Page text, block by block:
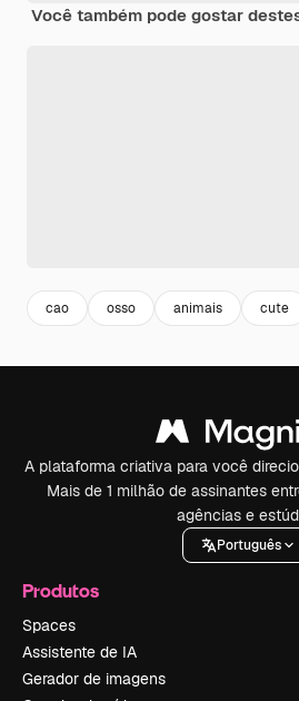
Você também pode gostar
cao osso animais cute
A plataforma criativa para você
Mais de 1 milhão de assinantes
agências e
Português
Produtos
Spaces
Assistente de IA
Gerador de imagens